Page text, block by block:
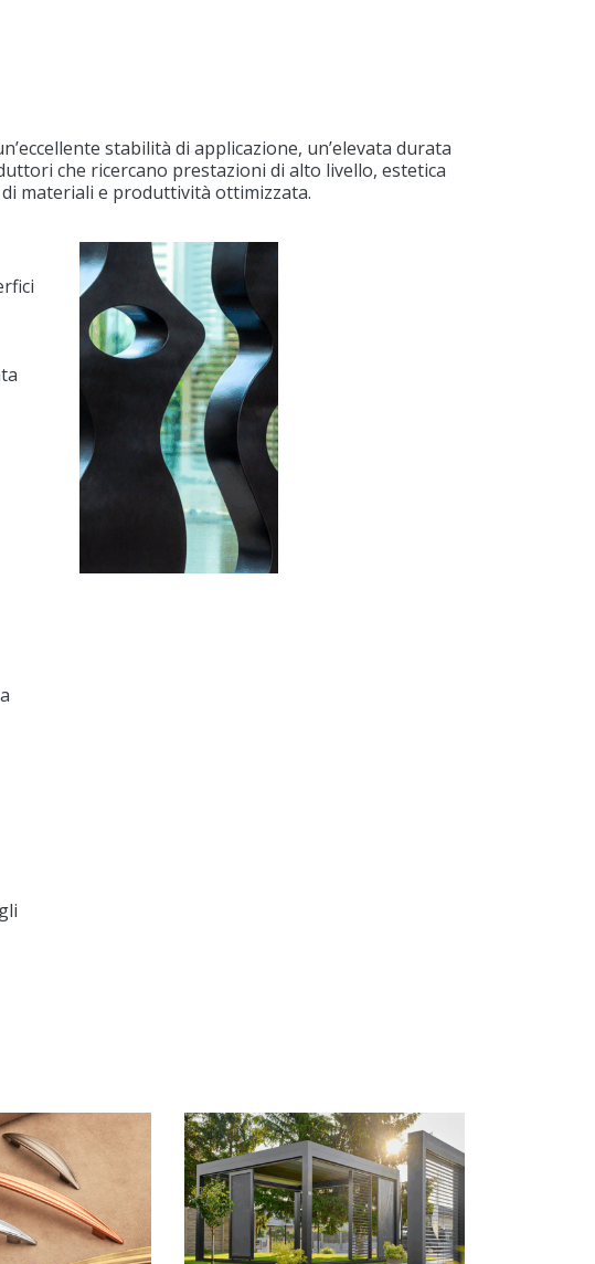
stabilità di applicazione, un’elevata durata
che ricercano prestazioni di alto livello, estetica
materiali e produttività ottimizzata.